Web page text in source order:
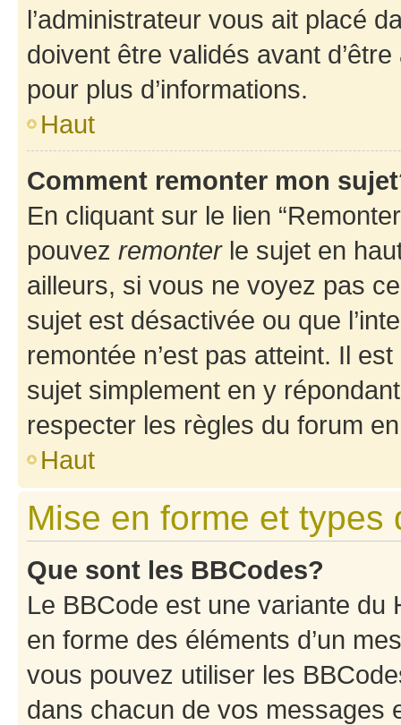
l’administrateur vous ait placé
doivent être validés avant
pour plus d’informations.
Haut
Comment remonter mon
En cliquant sur le lien
pouvez remonterle sujet en
ailleurs, si vous ne voyez pas
sujet est désactivée ou que
remontée n’est pas atteint. Il
sujet simplement en y
respecter les règles du forum
Haut
Mise en forme et types
Que sont les BBCodes?
Le BBCode est une variante du
en forme des éléments d’un
vous pouvez utiliser les
dans chacun de vos messages